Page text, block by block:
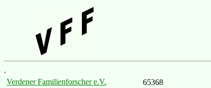
.
Verdener Familienforscher e.V.
65368